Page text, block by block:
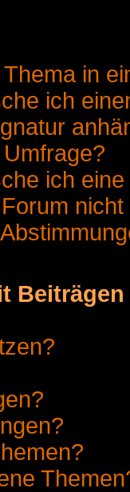
in
ich
ich